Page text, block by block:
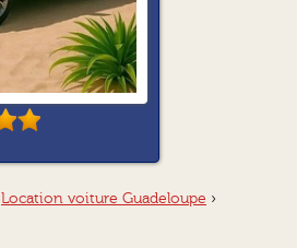
Location voiture Guadeloupe ›